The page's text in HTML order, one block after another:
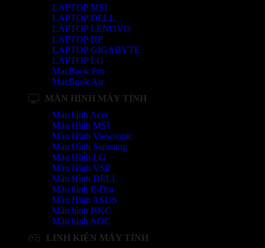
LAPTOP MSI
LAPTOP DELL
LAPTOP LENOVO
LAPTOP HP
LAPTOP GIGABYTE
LAPTOP LG
MacBook Pro
MacBook Air
MÀN HÌNH MÁY TÍNH
Màn hình Acer
Màn Hình MSI
Màn Hình Viewsonic
Màn Hình Samsung
Màn Hình LG
Màn Hình VSP
Màn Hình DELL
Màn hình E-Dra
Màn Hình ASUS
Màn hình HKC
Màn hình AOC
LINH KIỆN MÁY TÍNH